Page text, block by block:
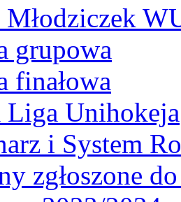
Młodziczek
grupowa
finałowa
Liga Unihokeja
i System
zgłoszone